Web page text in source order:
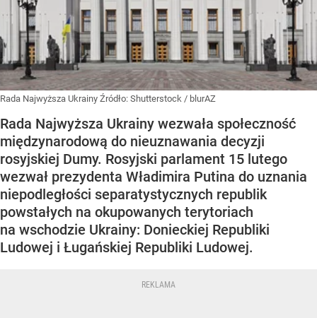
Rada Najwyższa Ukrainy Źródło: Shutterstock / blurAZ
Rada Najwyższa Ukrainy wezwała społeczność
międzynarodową do nieuznawania decyzji
rosyjskiej Dumy. Rosyjski parlament 15 lutego
wezwał prezydenta Władimira Putina do uznania
niepodległości separatystycznych republik
powstałych na okupowanych terytoriach
na wschodzie Ukrainy: Donieckiej Republiki
Ludowej i Ługańskiej Republiki Ludowej.